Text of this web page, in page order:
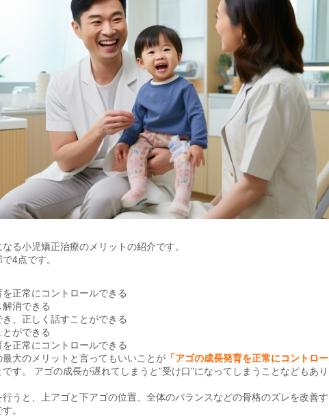
る小児矯正治療のメリットの紹介です。
4点です。
正常にコントロールできる
消できる
、正しく話すことができる
ができる
正常にコントロールできる
大のメリットと言ってもいいことが 「アゴの成長発育を正常にコントロー
です。 アゴの成長が遅れてしまうと”受け口”になってしまうことなどもあり
うと、上アゴと下アゴの位置、全体のバランスなどの骨格のズレを改善す
。